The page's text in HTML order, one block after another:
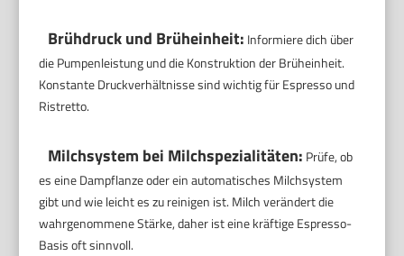
Brühdruck und Brüheinheit: Informiere dich über
die Pumpenleistung und die Konstruktion der Brüheinheit.
Konstante Druckverhältnisse sind wichtig für Espresso und
Ristretto.
Milchsystem bei Milchspezialitäten: Prüfe, ob
es eine Dampflanze oder ein automatisches Milchsystem
gibt und wie leicht es zu reinigen ist. Milch verändert die
wahrgenommene Stärke, daher ist eine kräftige Espresso-
Basis oft sinnvoll.